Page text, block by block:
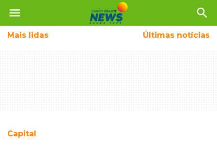
menu search
Mais lidas Últimas notícias
Capital